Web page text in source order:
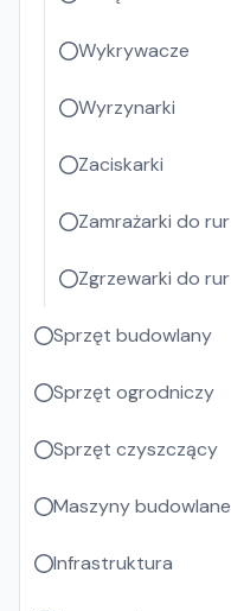
Wykrywacze
Wyrzynarki
Zaciskarki
Zamrażarki do rur
Zgrzewarki do rur
Sprzęt budowlany
Sprzęt ogrodniczy
Sprzęt czyszczący
Maszyny budowlane
Infrastruktura